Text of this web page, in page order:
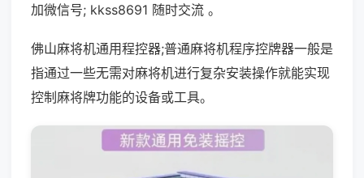
加微信号; kkss8691 随时交流 。
佛山麻将机通用程控器;普通麻将机程序控牌器一般是
指通过一些无需对麻将机进行复杂安装操作就能实现
控制麻将牌功能的设备或工具。